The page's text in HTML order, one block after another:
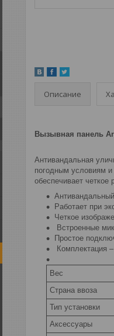
Описание
Вызывная панель
Антивандальная
погодным условиям и
обеспечивает четкое
Работает при
Четкое
Встроенные
Простое
Комплектация
Вес
Страна ввоза
Тип установки
Аксессуары